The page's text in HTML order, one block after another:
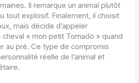
Il remarque un animal plutôt
tout explosif. Finalement, il choisit
mais décide d’appeler
« mon petit Tornado » quand
au pré. Ce type de compromis
réelle de l’animal et